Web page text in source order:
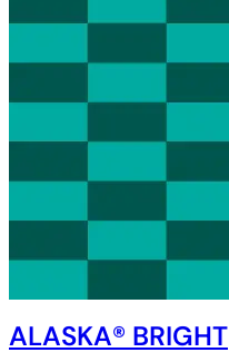
ALASKA® BRIGHT